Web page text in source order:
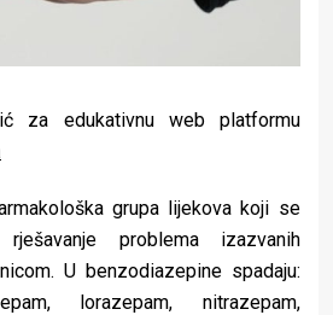
za edukativnu web platformu
grupa lijekova koji se
problema izazvanih
U benzodiazepine spadaju:
lorazepam, nitrazepam,